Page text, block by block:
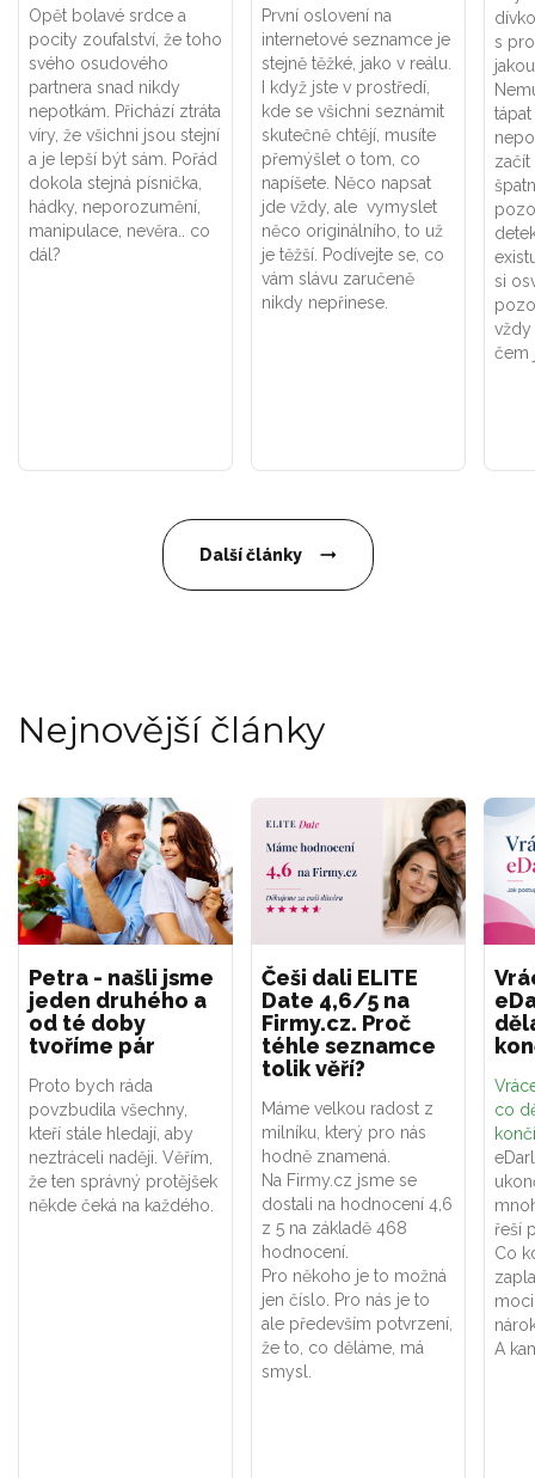
Opět bolavé srdce a
pocity zoufalství, že toho
svého osudového
partnera snad nikdy
nepotkám. Přichází ztráta
víry, že všichni jsou stejní
a je lepší být sám. Pořád
dokola stejná písnička,
hádky, neporozumění,
manipulace, nevěra.. co
dál?
První oslovení na
internetové seznamce je
stejně těžké, jako v reálu.
I když jste v prostředí,
kde se všichni seznámit
skutečně chtějí, musíte
přemýšlet o tom, co
napíšete. Něco napsat
jde vždy, ale vymyslet
něco originálního, to už
je těžší. Podívejte se, co
vám slávu zaručeně
nikdy nepřinese.
s
si
vždy
čem
Další články
Nejnovější články
Petra - našli jsme
jeden druhého a
od té doby
tvoříme pár
Proto bych ráda
povzbudila všechny,
kteří stále hledají, aby
neztráceli naději. Věřím,
že ten správný protějšek
někde čeká na každého.
Češi dali ELITE
Date 4,6/5 na
Firmy.cz. Proč
téhle seznamce
tolik věří?
Máme velkou radost z
milníku, který pro nás
hodně znamená.
Na Firmy.cz jsme se
dostali na hodnocení 4,6
z 5 na základě 468
hodnocení.
Pro někoho je to možná
jen číslo. Pro nás je to
ale především potvrzení,
že to, co děláme, má
smysl.
co
řeší
Co
A